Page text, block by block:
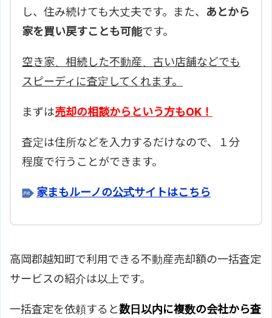
し、住み続けても大丈夫です。また、 あとから
家を買い戻すことも可能です。
空き家、相続した不動産、古い店舗などでも
スピーディに査定してくれます。
まずは売却の相談からという方もOK！
査定は住所などを入力するだけなので、１分
程度で行うことができます。
家まもルーノの公式サイトはこちら
高岡郡越知町で利用できる不動産売却額の一括査定
サービスの紹介は以上です。
一括査定を依頼すると数日以内に複数の会社から査